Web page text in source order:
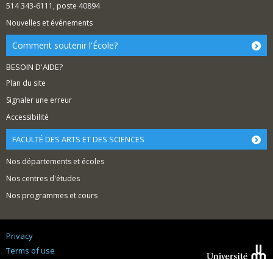
514 343-6111, poste 40894
Nouvelles et événements
Comment soutenir l'École?
BESOIN D'AIDE?
Plan du site
Signaler une erreur
Accessibilité
FACULTÉ DES ARTS ET DES SCIENCES
Nos départements et écoles
Nos centres d'études
Nos programmes et cours
Privacy
Terms of use